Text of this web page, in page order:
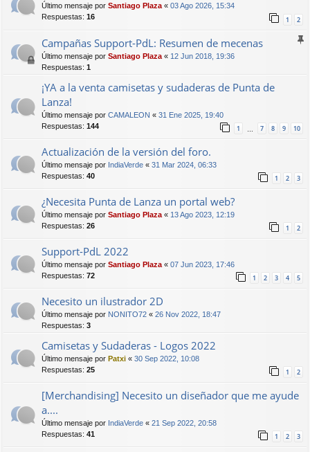
Último mensaje por Santiago Plaza« 03 Ago 2026, 15:34
Respuestas: 16 1 2
Campañas Support-PdL: Resumen de mecenas
Último mensaje por Santiago Plaza « 12 Jun 2018, 19:36
Respuestas: 1
¡YA a la venta camisetas y sudaderas de Punta de
Lanza!
Último mensaje por CAMALEON « 31 Ene 2025, 19:40
Respuestas: 144 1 7 8 9 10
Actualización de la versión del foro.
Último mensaje por IndiaVerde « 31 Mar 2024, 06:33
Respuestas: 40 1 2 3
¿Necesita Punta de Lanza un portal web?
Último mensaje por Santiago Plaza « 13 Ago 2023, 12:19
Respuestas: 26 1 2
Support-PdL 2022
Último mensaje por Santiago Plaza « 07 Jun 2023, 17:46
Respuestas: 72 1 2 3 4 5
Necesito un ilustrador 2D
Último mensaje por NONITO72 « 26 Nov 2022, 18:47
Respuestas: 3
Camisetas y Sudaderas - Logos 2022
Último mensaje por Patxi « 30 Sep 2022, 10:08
Respuestas: 25 1 2
[Merchandising] Necesito un diseñador que me ayude
a....
Último mensaje por IndiaVerde « 21 Sep 2022, 20:58
Respuestas: 41 1 2 3